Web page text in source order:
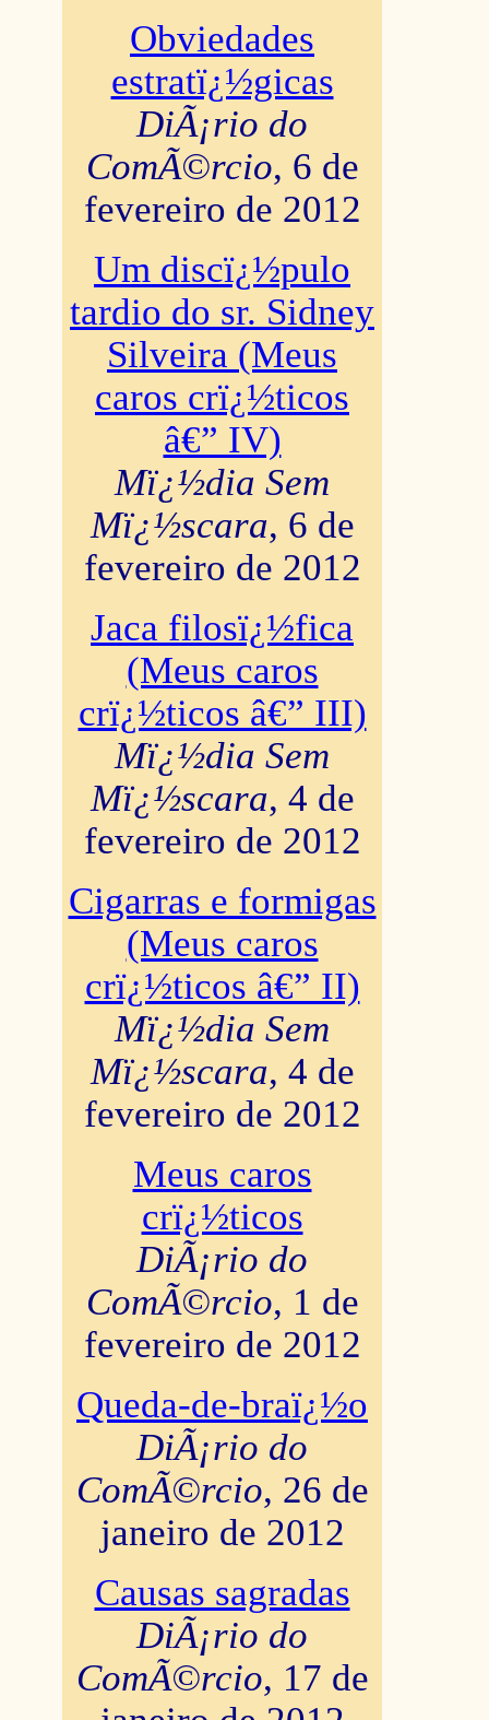
Obviedades
estratï¿½gicas
DiÃ¡rio do
ComÃ©rcio, 6 de
fevereiro de 2012
Um discï¿½pulo
tardio do sr. Sidney
Silveira (Meus
caros crï¿½ticos
â€” IV)
Mï¿½dia Sem
Mï¿½scara, 6 de
fevereiro de 2012
Jaca filosï¿½fica
(Meus caros
crï¿½ticos â€” III)
Mï¿½dia Sem
Mï¿½scara, 4 de
fevereiro de 2012
Cigarras e formigas
(Meus caros
crï¿½ticos â€” II)
Mï¿½dia Sem
Mï¿½scara, 4 de
fevereiro de 2012
Meus caros
crï¿½ticos
DiÃ¡rio do
ComÃ©rcio, 1 de
fevereiro de 2012
Queda-de-braï¿½o
DiÃ¡rio do
ComÃ©rcio, 26 de
janeiro de 2012
Causas sagradas
DiÃ¡rio do
ComÃ©rcio, 17 de